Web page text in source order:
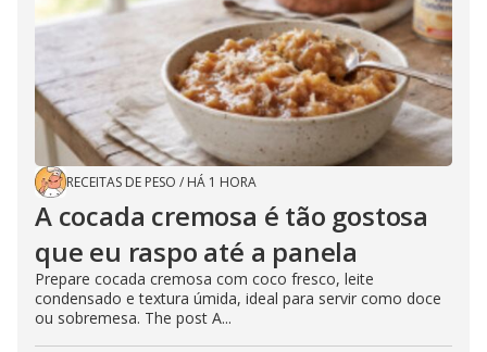
RECEITAS DE PESO / HÁ 1 HORA
A cocada cremosa é tão gostosa
que eu raspo até a panela
Prepare cocada cremosa com coco fresco, leite
condensado e textura úmida, ideal para servir como doce
ou sobremesa. The post A...